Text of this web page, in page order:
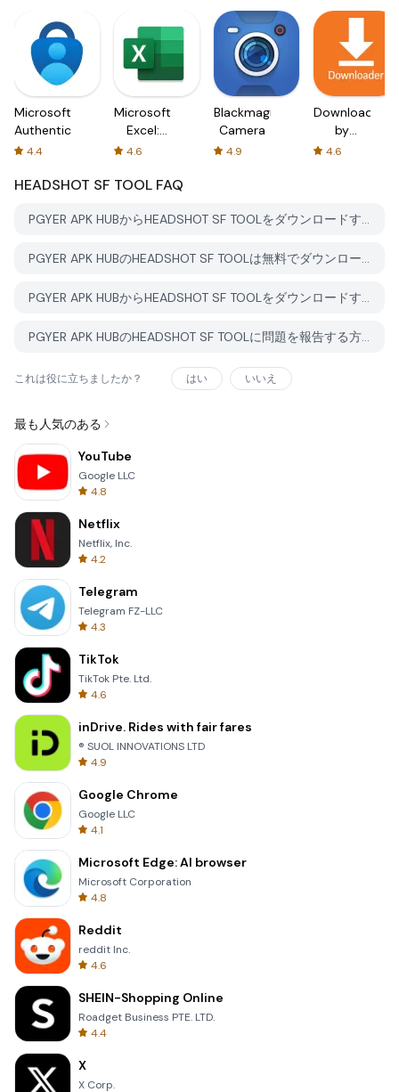
Microsoft
Authenticator
4.4
Microsoft
Excel:
Spreadsheets
4.6
Blackmagic
Camera
4.9
Downloader
by
AFTVnews
4.6
HEADSHOT SF TOOL FAQ
PGYER APK HUBからHEADSHOT SF TOOLをダウンロードする方法は？
PGYER APK HUBのHEADSHOT SF TOOLは無料でダウンロードできますか？
PGYER APK HUBからHEADSHOT SF TOOLをダウンロードするにはアカウントが必要ですか？
PGYER APK HUBのHEADSHOT SF TOOLに問題を報告する方法は？
これは役に立ちましたか？ はい いいえ
最も人気のある
YouTube
Google LLC
4.8
Netflix
Netflix, Inc.
4.2
Telegram
Telegram FZ-LLC
4.3
TikTok
TikTok Pte. Ltd.
4.6
inDrive. Rides with fair fares
® SUOL INNOVATIONS LTD
4.9
Google Chrome
Google LLC
4.1
Microsoft Edge: AI browser
Microsoft Corporation
4.8
Reddit
reddit Inc.
4.6
SHEIN-Shopping Online
Roadget Business PTE. LTD.
4.4
X
X Corp.